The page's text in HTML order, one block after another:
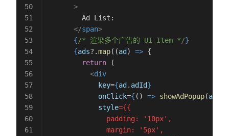
      >
        Ad List:
      </
span>
      {
/* 渲染多个广告的 UI Item */}
      {
ads?.map((ad ) => {
        return
(
          <
div
            key
={ad . adId}
            onClick
={ () => showAdPopup(ad
            style
={{
              padding: '10px',
              margin: '5px',